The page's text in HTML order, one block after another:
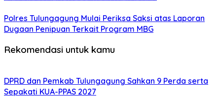
Polres Tulungagung Mulai Periksa Saksi atas Laporan
Dugaan Penipuan Terkait Program MBG
Rekomendasi untuk kamu
DPRD dan Pemkab Tulungagung Sahkan 9 Perda serta
Sepakati KUA-PPAS 2027